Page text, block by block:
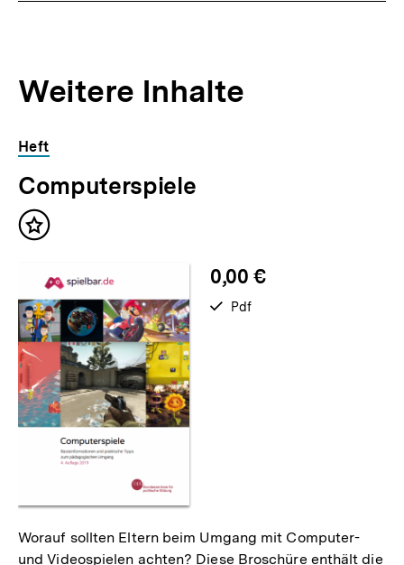
Weitere Inhalte
Inhaltskarousell
für
weitere
Inhalte
Inhaltskarussell
überspringen
Heft
Computerspiele
Inhalt
0,00 €
verfügbar
Pdf
Worauf sollten Eltern beim Umgang mit Computer-
und Videospielen achten? Diese Broschüre enthält die